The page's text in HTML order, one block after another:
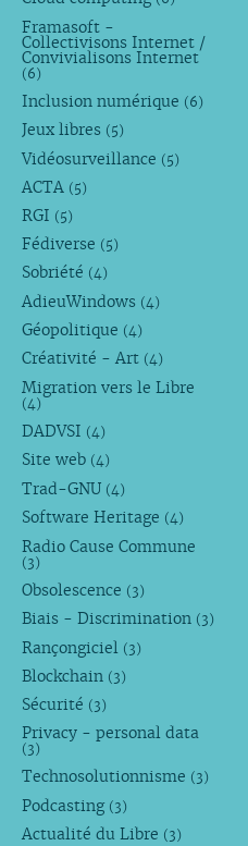
Framasoft -
Collectivisons Internet /
Convivialisons Internet
(6)
Inclusion numérique (6)
Jeux libres (5)
Vidéosurveillance (5)
ACTA (5)
RGI (5)
Fédiverse (5)
Sobriété (4)
AdieuWindows (4)
Géopolitique (4)
Créativité - Art (4)
Migration vers le Libre
(4)
DADVSI (4)
Site web (4)
Trad-GNU (4)
Software Heritage (4)
Radio Cause Commune
(3)
Obsolescence (3)
Biais - Discrimination (3)
Rançongiciel (3)
Blockchain (3)
Sécurité (3)
Privacy - personal data
(3)
Technosolutionnisme (3)
Podcasting (3)
Actualité du Libre (3)